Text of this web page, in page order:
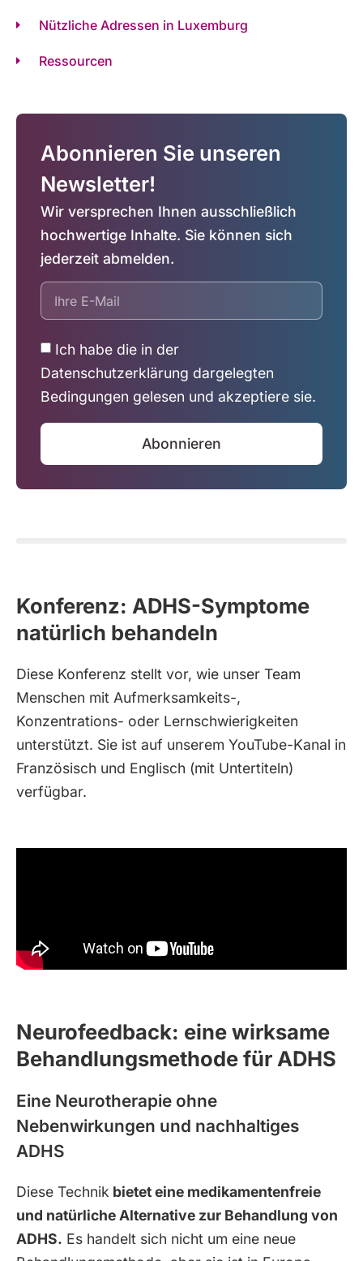
Konferenz: ADHS-Symptome
natürlich behandeln
Diese Konferenz stellt vor, wie unser Team
Menschen mit Aufmerksamkeits-,
Konzentrations- oder Lernschwierigkeiten
unterstützt. Sie ist auf unserem YouTube-Kanal in
Französisch und Englisch (mit Untertiteln)
verfügbar.
Neurofeedback: eine wirksame
Behandlungsmethode für ADHS
Eine Neurotherapie ohne
Nebenwirkungen und nachhaltiges
ADHS
Diese Technik bietet eine medikamentenfreie
und natürliche Alternative zur Behandlung von
ADHS. Es handelt sich nicht um eine neue
Nützliche Adressen in Luxemburg
Ressourcen
Abonnieren Sie unseren
Newsletter!
Wir versprechen Ihnen ausschließlich
hochwertige Inhalte. Sie können sich
jederzeit abmelden.
Ich habe die in der
Datenschutzerklärung dargelegten
Bedingungen gelesen und akzeptiere sie.
Abonnieren